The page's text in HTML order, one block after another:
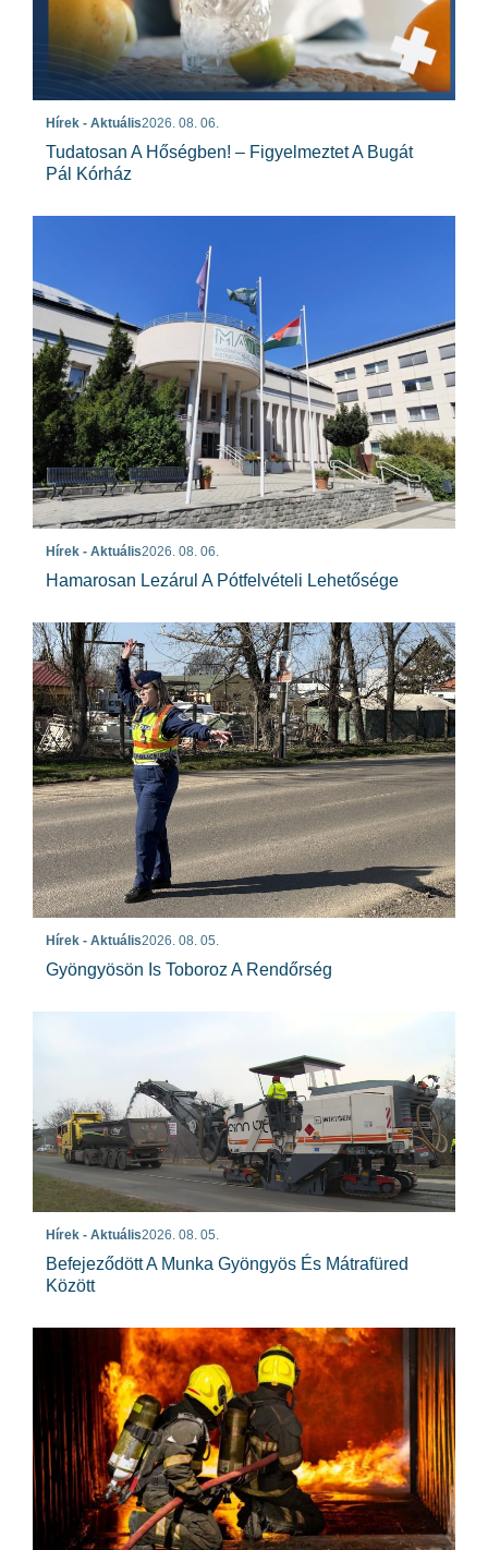
Hírek - Aktuális2026. 08. 06.
Tudatosan A Hőségben! – Figyelmeztet A Bugát
Pál Kórház
Hírek - Aktuális2026. 08. 06.
Hamarosan Lezárul A Pótfelvételi Lehetősége
Hírek - Aktuális2026. 08. 05.
Gyöngyösön Is Toboroz A Rendőrség
Hírek - Aktuális2026. 08. 05.
Befejeződött A Munka Gyöngyös És Mátrafüred
Között